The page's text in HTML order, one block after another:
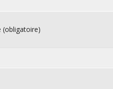
(obligatoire)